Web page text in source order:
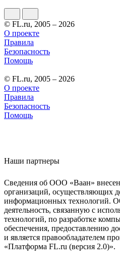
© FL.ru, 2005 – 2026
О проекте
Правила
Безопасность
Помощь
© FL.ru, 2005 – 2026
О проекте
Правила
Безопасность
Помощь
Наши партнеры
Сведения об ООО «Ваан»
организаций, осуществляющих
информационных технологий.
деятельность, связанную с
технологий, по разработке
обеспечения, предоставлению
и является правообладателем
«Платформа FL.ru (версия 2.0)».